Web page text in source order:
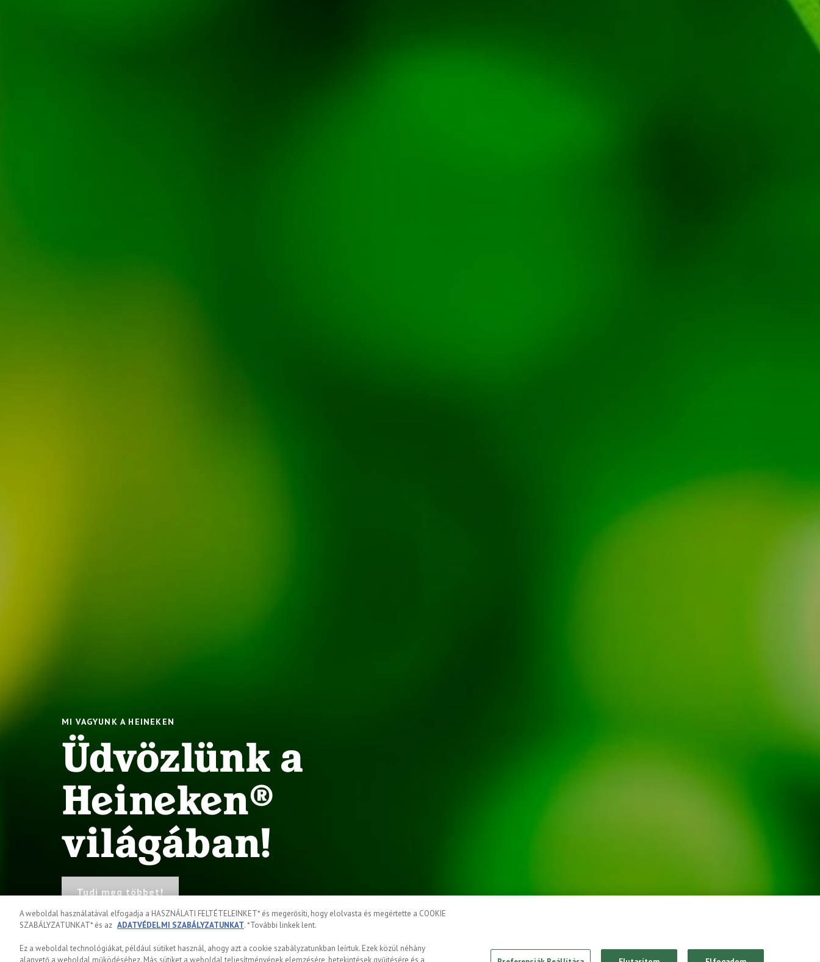
MI VAGYUNK A HEINEKEN
Üdvözlünk a
Heineken®
világában!
Tudj meg többet!
A weboldal használatával elfogadja a HASZNÁLATI FELTÉTELEINKET* és megerősíti, hogy elolvasta és megértette a COOKIE
SZABÁLYZATUNKAT* és az ADATVÉDELMI SZABÁLYZATUNKAT. *További linkek lent.
Ez a weboldal technológiákat, például sütiket használ, ahogy azt a cookie szabályzatunkban leírtuk. Ezek közül néhány
alapvető a weboldal működéséhez. Más sütiket a weboldal teljesítményének elemzésére, betekintések gyűjtésére és a